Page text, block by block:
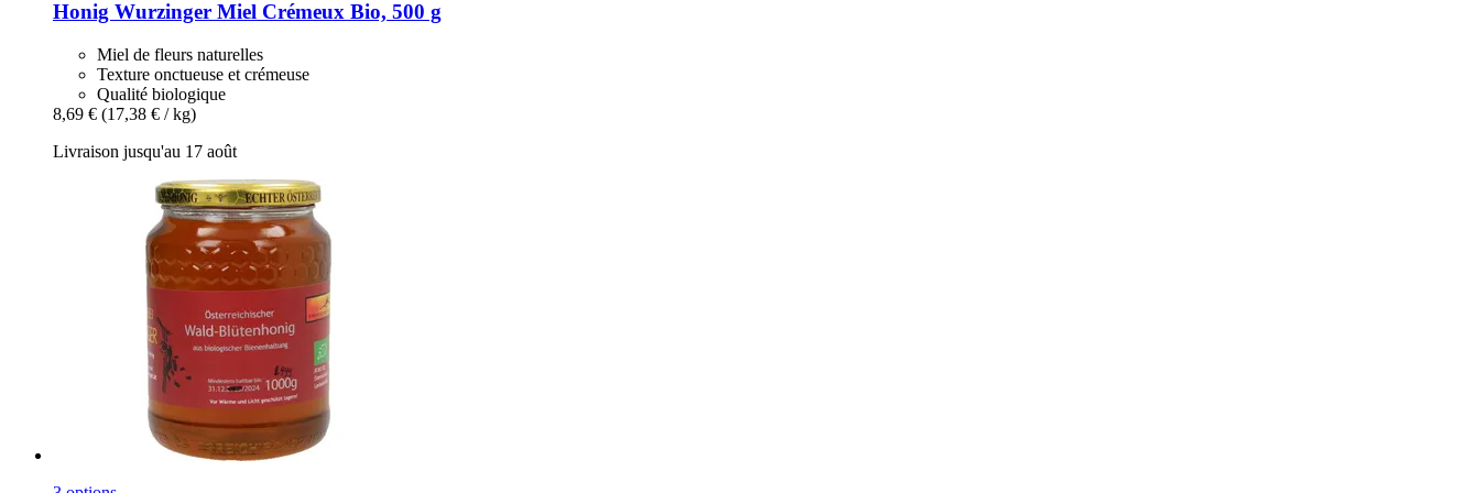
Honig Wurzinger Miel Crémeux Bio, 500 g
Miel de fleurs naturelles
Texture onctueuse et crémeuse
Qualité biologique
8,69 € (17,38 € / kg)
Livraison jusqu'au 17 août